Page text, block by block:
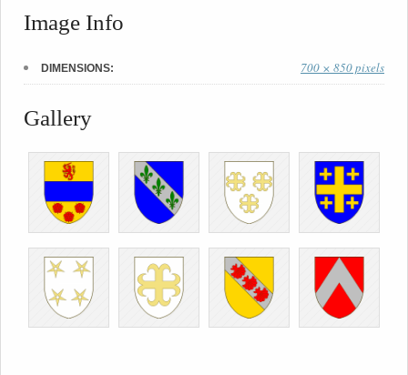
Image Info
DIMENSIONS: 700 × 850 pixels
Gallery